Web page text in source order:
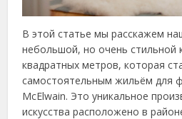
В этой статье мы расскажем
небольшой, но очень стильной
квадратных метров, которая
самостоятельным жильём для
McElwain. Это уникальное
искусства расположено в